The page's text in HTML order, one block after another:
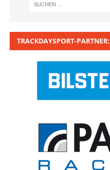
TRACKDAYSPORT-PARTNER: